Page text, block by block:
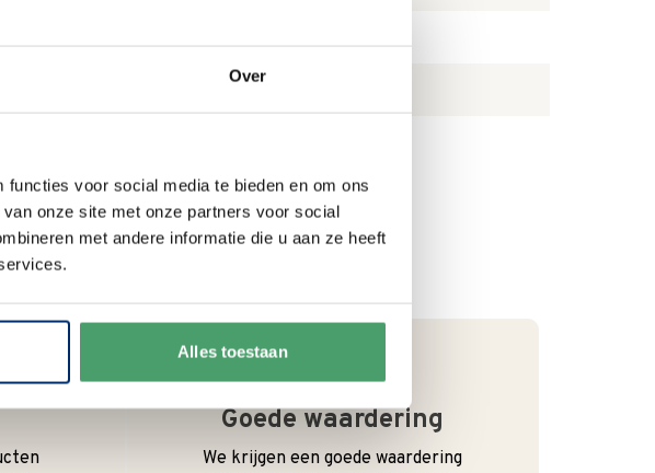
Over
voor social media te bieden en om ons
onze site met onze partners voor social
met andere informatie die u aan ze heeft
Alles toestaan
Goede waardering
We krijgen een goede waardering